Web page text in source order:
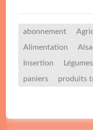
abonnement
Alimentation
Insertion
Légumes
paniers
produits